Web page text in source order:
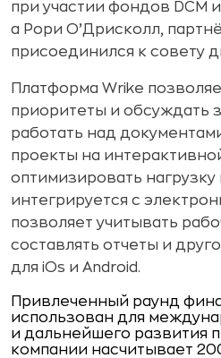
при участии фондов DCM
а Рори О’Дрисколл,
присоединился к совету
Платформа Wrike
приоритеты и обсуждать
работать над
проекты на
оптимизировать
интегрируется с
позволяет учитывать
составлять отчеты и
для iOs и Android.
Привлеченный раунд
использован для
и дальнейшего развития
компании насчитывает